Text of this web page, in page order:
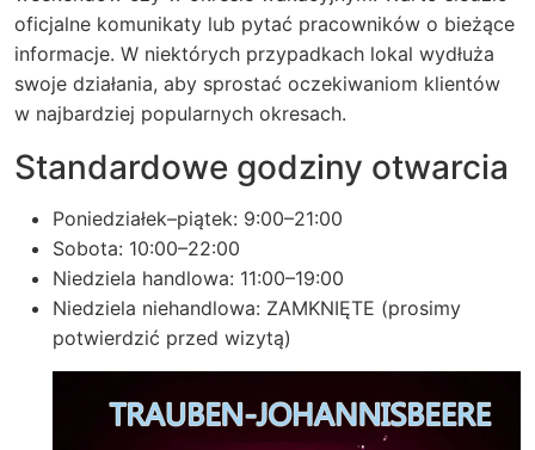
oficjalne komunikaty lub pytać pracowników o bieżące
informacje. W niektórych przypadkach lokal wydłuża
swoje działania, aby sprostać oczekiwaniom klientów
w najbardziej popularnych okresach.
Standardowe godziny otwarcia
Poniedziałek–piątek: 9:00–21:00
Sobota: 10:00–22:00
Niedziela handlowa: 11:00–19:00
Niedziela niehandlowa: ZAMKNIĘTE (prosimy
potwierdzić przed wizytą)